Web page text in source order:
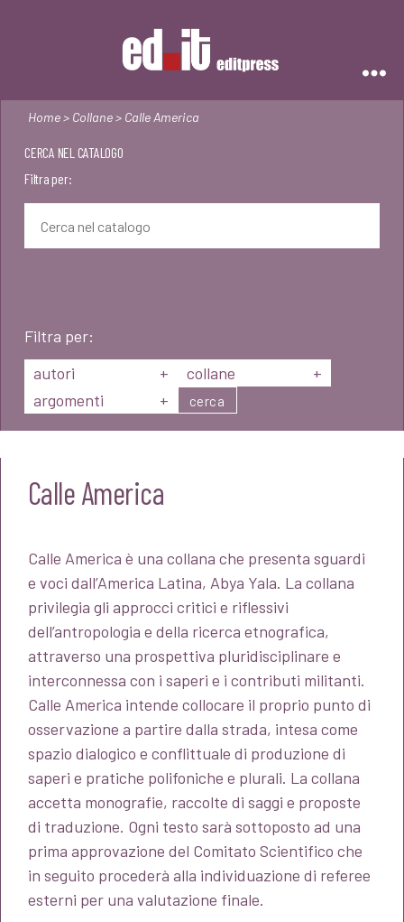
Home> Collane> Calle America
CERCA NEL CATALOGO
Filtra per:
Filtra per:
autori
+ collane
+
argomenti
+ cerca
Calle America
Calle America è una collana che presenta sguardi
e voci dall’America Latina, Abya Yala. La collana
privilegia gli approcci critici e riflessivi
dell’antropologia e della ricerca etnografica,
attraverso una prospettiva pluridisciplinare e
interconnessa con i saperi e i contributi militanti.
Calle America intende collocare il proprio punto di
osservazione a partire dalla strada, intesa come
spazio dialogico e conflittuale di produzione di
saperi e pratiche polifoniche e plurali. La collana
accetta monografie, raccolte di saggi e proposte
di traduzione. Ogni testo sarà sottoposto ad una
prima approvazione del Comitato Scientifico che
in seguito procederà alla individuazione di referee
esterni per una valutazione finale.